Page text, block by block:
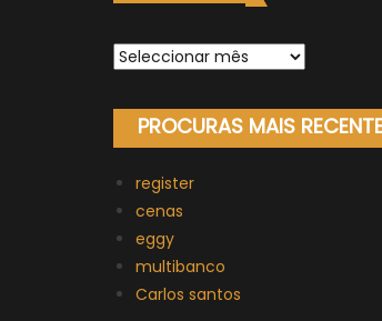
Arquivo
PROCURAS MAIS
register
cenas
eggy
multibanco
Carlos santos